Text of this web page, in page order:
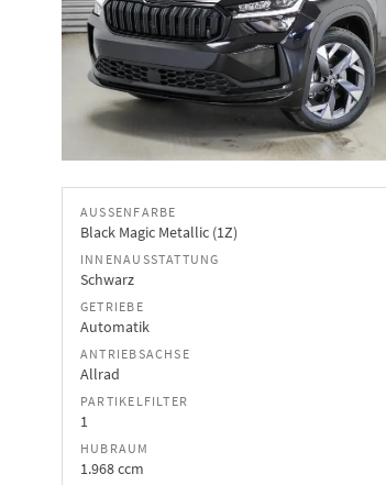
AUSSENFARBE
Black Magic Metallic (1Z)
INNENAUSSTATTUNG
Schwarz
GETRIEBE
Automatik
ANTRIEBSACHSE
Allrad
PARTIKELFILTER
1
HUBRAUM
1.968 ccm